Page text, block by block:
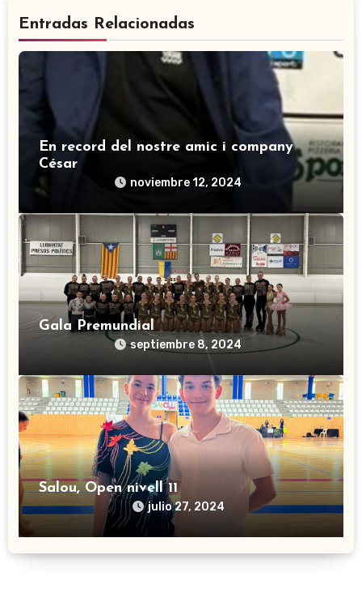
Entradas Relacionadas
En record del nostre amic i company
César
noviembre 12, 2024
Gala Premundial
septiembre 8, 2024
Salou, Open nivell 11
julio 27, 2024